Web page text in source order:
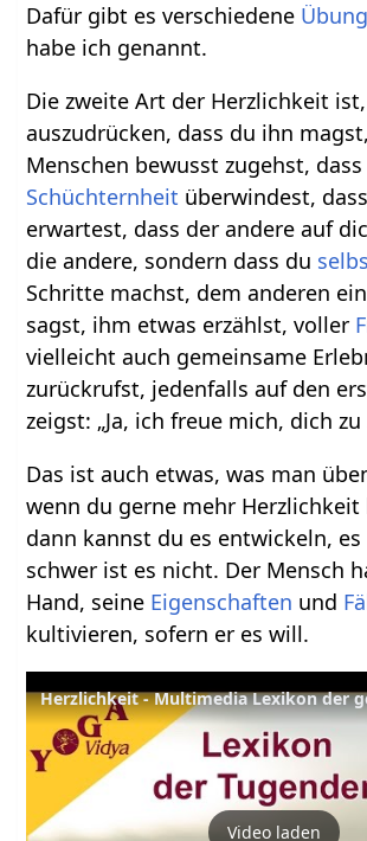
Dafür gibt es verschiedene
habe ich genannt.
Die zweite Art der Herzlichkeit
auszudrücken, dass du ihn
Menschen bewusst zugehst,
Schüchternheit überwindest,
erwartest, dass der andere auf
die andere, sondern dass du
Schritte machst, dem anderen
sagst, ihm etwas erzählst, voller
vielleicht auch gemeinsame
zurückrufst, jedenfalls auf den
zeigst: „Ja, ich freue mich, dich zu
Das ist auch etwas, was man
wenn du gerne mehr
dann kannst du es entwickeln,
schwer ist es nicht. Der Mensch
Hand, seine Eigenschaften und
kultivieren, sofern er es will.
Video laden